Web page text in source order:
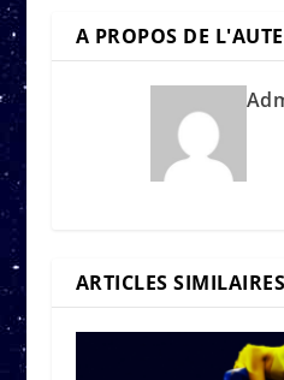
A PROPOS DE
ARTICLES SIMILAIRES